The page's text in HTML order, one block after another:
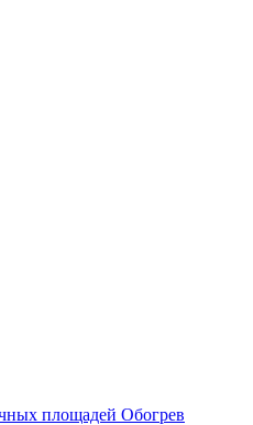
Обогрев